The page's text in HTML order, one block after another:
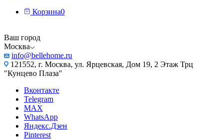
Корзина0
Ваш город
Москва
info@bellehome.ru
121552, г. Москва, ул. Ярцевская, Дом 19, 2 Этаж Трц
"Кунцево Плаза"
Вконтакте
Telegram
MAX
WhatsApp
Яндекс.Дзен
Pinterest